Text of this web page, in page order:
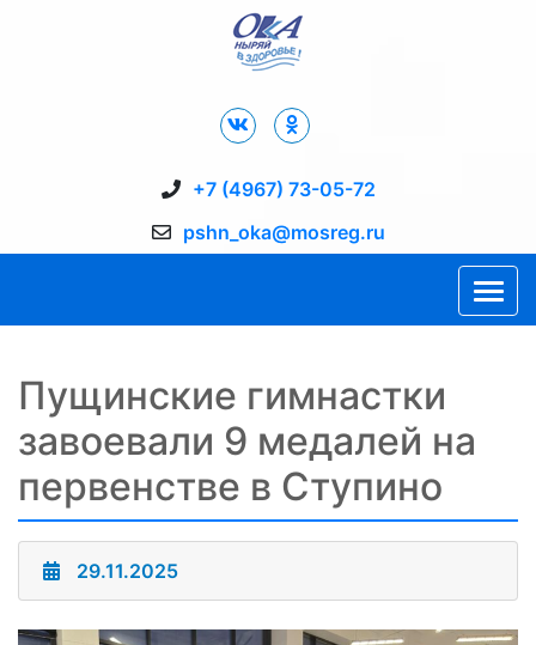
+7 (4967) 73-05-72
pshn_oka@mosreg.ru
Пущинские гимнастки
завоевали 9 медалей на
первенстве в Ступино
29.11.2025